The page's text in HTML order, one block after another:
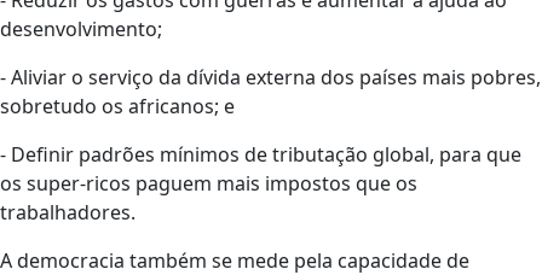
desenvolvimento;
- Aliviar o serviço da dívida externa dos países mais pobres,
sobretudo os africanos; e
- Definir padrões mínimos de tributação global, para que
os super-ricos paguem mais impostos que os
trabalhadores.
A democracia também se mede pela capacidade de